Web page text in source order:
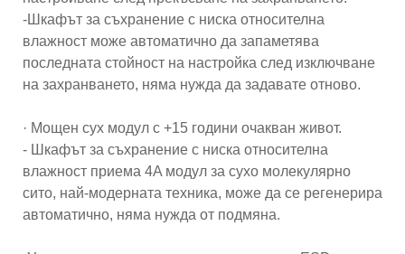
-Шкафът за съхранение с ниска относителна
влажност може автоматично да запаметява
последната стойност на настройка след изключване
на захранването, няма нужда да задавате отново.
· Мощен сух модул с +15 години очакван живот.
- Шкафът за съхранение с ниска относителна
влажност приема 4A модул за сухо молекулярно
сито, най-модерната техника, може да се регенерира
автоматично, няма нужда от подмяна.